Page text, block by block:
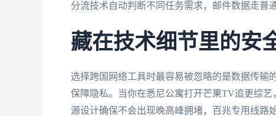
分流技术自动判断不同任务需求，邮件数据走普
藏在技术细节里的安
选择跨国网络工具时最容易被忽略的是数据传输
保障隐私。当你在悉尼公寓打开芒果TV追更综
源设计确保不会出现晚高峰拥堵，百兆专用线路